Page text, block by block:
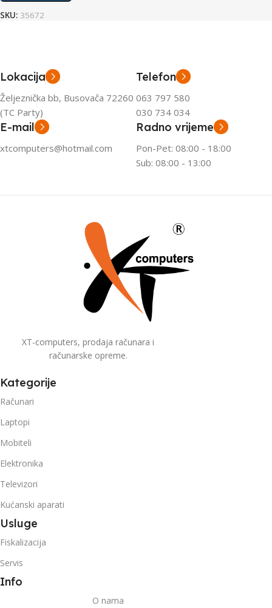
SKU: 35672
Lokacija
Željeznička bb, Busovača 72260
(TC Party)
Telefon
063 797 580
030 734 034
E-mail
xtcomputers@hotmail.com
Radno vrijeme
Pon-Pet: 08:00 - 18:00
Sub: 08:00 - 13:00
XT-computers, prodaja računara i
računarske opreme.
Kategorije
Računari
Laptopi
Mobiteli
Elektronika
Televizori
Kućanski aparati
Usluge
Fiskalizacija
Servis
Info
O nama